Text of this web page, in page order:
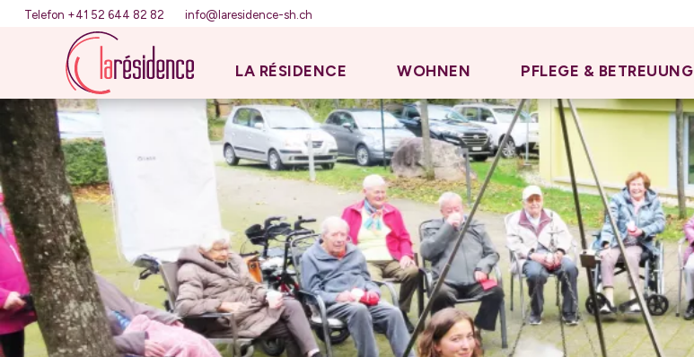
Telefon +41 52 644 82 82 info@laresidence-sh.ch
LA RÉSIDENCE WOHNEN PFLEGE & BETREUUNG